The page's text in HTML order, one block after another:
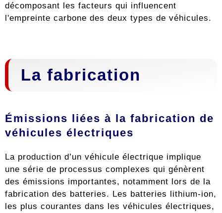
décomposant les facteurs qui influencent
l'empreinte carbone des deux types de véhicules.
La fabrication
Émissions liées à la fabrication de
véhicules électriques
La production d’un véhicule électrique implique
une série de processus complexes qui génèrent
des émissions importantes, notamment lors de la
fabrication des batteries. Les batteries lithium-ion,
les plus courantes dans les véhicules électriques,